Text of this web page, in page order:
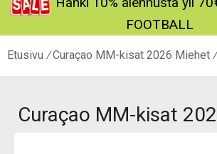
FOOTBALL
Etusivu Curaçao MM-kisat 2026 Miehet
Curaçao MM-kisat